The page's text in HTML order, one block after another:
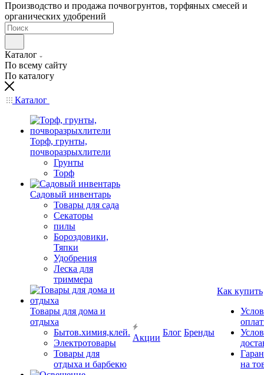
Производство и продажа почвогрунтов, торфяных смесей и
органических удобрений
Каталог
По всему сайту
По каталогу
Каталог
Торф, грунты,
почворазрыхлители
Грунты
Торф
Садовый инвентарь
Товары для сада
Секаторы
пилы
Бороздовики,
Тяпки
Удобрения
Леска для
триммера
Товары для дома и
отдыха
Бытов.химия,клей.
Электротовары
Товары для
отдыха и барбекю
Акции
Блог Бренды
Как купить
на